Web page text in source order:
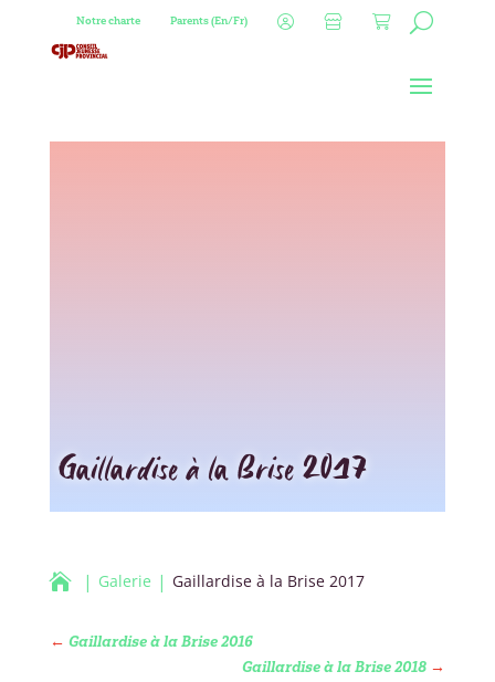
Notre charte Parents (En/Fr)
Gaillardise à la Brise 2017
 Galerie Gaillardise à la Brise 2017
← Gaillardise à la Brise 2016
Gaillardise à la Brise 2018 →